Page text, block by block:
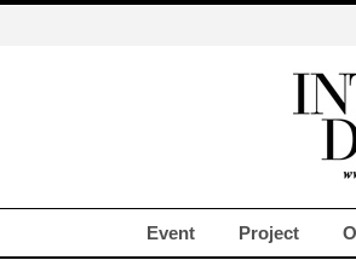
Event Project